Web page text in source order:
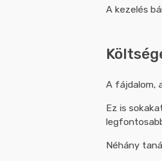
A kezelés
A fájdalom,
Ez is
Néhány